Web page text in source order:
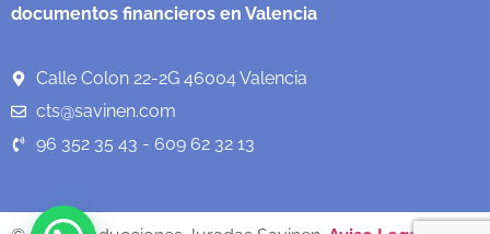
documentos financieros en Valencia
Calle Colon 22-2G 46004 Valencia
cts@savinen.com
96 352 35 43 - 609 62 32 13